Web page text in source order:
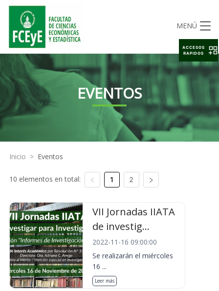
MENÚ
EVENTOS
Inicio > Eventos
10 elementos en total: 1 2
VII Jornadas IIATA
de investig...
2022-11-16 09:00:00
Se realizarán el miércoles
16 ...
Leer más
ACCESOS
RAPIDOS